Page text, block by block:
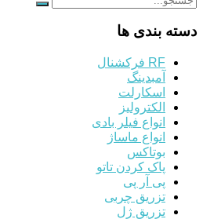
دسته بندی ها
RF فرکشنال
آمبدینگ
اسکارلت
الکترولیز
انواع فیلر بادی
انواع ماساژ
بوتاکس
پاک کردن تاتو
پی آر پی
تزریق چربی
تزریق ژل